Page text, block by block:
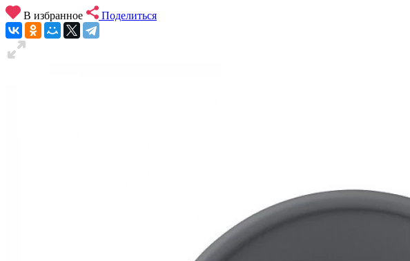
В избранное Поделиться